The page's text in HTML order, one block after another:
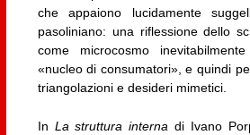
che appaiono lucidamente
pasoliniano: una riflessione dello
come microcosmo
«nucleo di consumatori», e quindi
triangolazioni e desideri mimetici.
In La struttura interna di Ivano